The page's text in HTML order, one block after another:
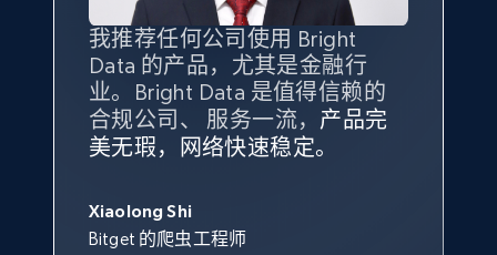
X (formerly Twitter) - Posts - Collecting
Twitter posts URLs
ID, User posted, Name, Description, Date
10.4K+ 1.2K+
我推荐任何公司使用 Bright
Data 的产品，尤其是金融行
业。Bright Data 是值得信赖的
合规公司、 服务一流， 产品完
美无瑕，网络快速稳定。
Xiaolong Shi
Bitget 的爬虫工程师
Bright Data 拥有自有代理基础
设施，助您持续获取网络数据。
帮助您轻松绕过烦人的验证码
（CAPTCHA）。
根据我的使用体验，Bright Data
的服务价值不可估量。Bright
共网络数据以满足需求，并通过
其支持团队和开发团队，让我们
最重要的是拥有质量 最好、
最多的数据，而这正是 Bright
Data 和 tgndata 发挥作用的地
方。
tgndata 的首席执行官 (CEO)
我们对 Bright Data 的可靠性印
象深刻，对整体服务也非常满
沟通，他的协助对我们非常有帮
助。
我们对与 Bright Data 的合作感
到非常满意。各方面都很不错，
服务和支持团队也非常认可。